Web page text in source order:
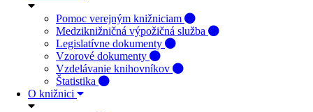
Pomoc verejným knižniciam
Medziknižničná výpožičná služba
Legislatívne dokumenty
Vzorové dokumenty
Vzdelávanie knihovníkov
Štatistika
O knižnici